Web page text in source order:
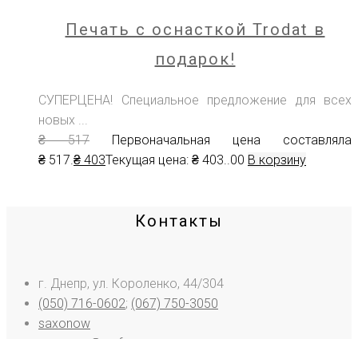
Печать с оснасткой Trodat в
подарок!
СУПЕРЦЕНА! Специальное предложение для всех
новых ...
₴517
Первоначальная цена составляла
₴ 517.₴ 403Текущая цена: ₴ 403..00 В корзину
Контакты
г. Днепр, ул. Короленко, 44/304
(050) 716-0602; (067) 750-3050
saxonow